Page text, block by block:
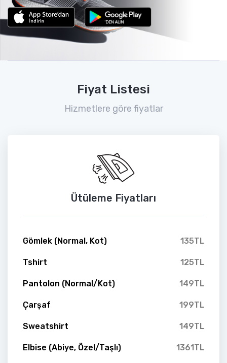
Fiyat Listesi
Hizmetlere göre fiyatlar
Ütüleme Fiyatları
Gömlek (Normal, Kot) 135TL
Tshirt 125TL
Pantolon (Normal/Kot) 149TL
Çarşaf 199TL
Sweatshirt 149TL
Elbise (Abiye, Özel/Taşlı) 1361TL